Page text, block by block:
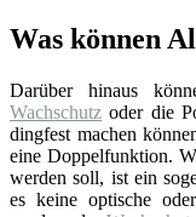
Was können
Darüber hinaus
Wachschutz oder die
dingfest machen
eine Doppelfunktion.
werden soll, ist ein
es keine optische